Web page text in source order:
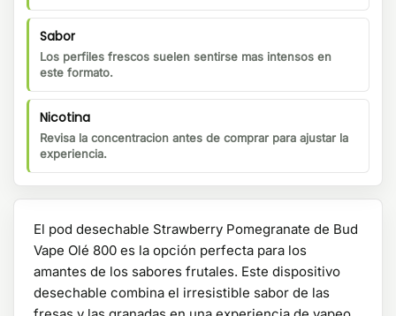
Sabor
Los perfiles frescos suelen sentirse mas intensos en
este formato.
Nicotina
Revisa la concentracion antes de comprar para ajustar la
experiencia.
El pod desechable Strawberry Pomegranate de Bud
Vape Olé 800 es la opción perfecta para los
amantes de los sabores frutales. Este dispositivo
desechable combina el irresistible sabor de las